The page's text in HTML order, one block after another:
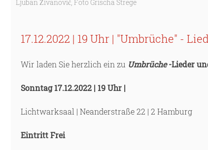
Ljuban Živanović, Foto Grischa Strege
17.12.2022 | 19 Uhr | "Umbrüche" -
Wir laden Sie herzlich ein zu Umbrüche-Lieder
Sonntag17.12.2022 | 19 Uhr |
Lichtwarksaal | Neanderstraße 22 | 2 Hamburg
Eintritt Frei